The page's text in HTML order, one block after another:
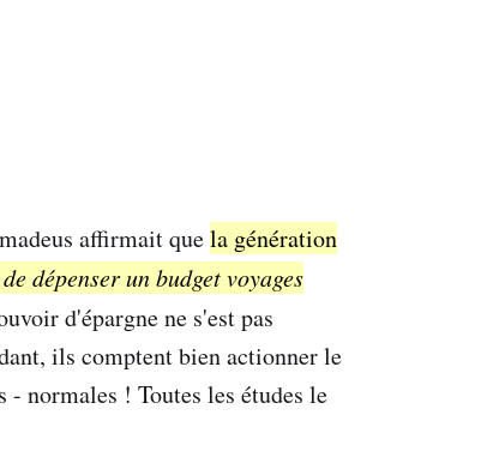
affirmait quela génération
dépenser un budget voyages
d'épargne ne s'est pas
ils comptent bien actionner le
- normales ! Toutes les études le